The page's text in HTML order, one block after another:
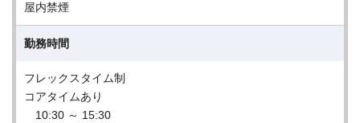
屋内禁煙
勤務時間
フレックスタイム制
コアタイムあり
10:30 ～ 15:30